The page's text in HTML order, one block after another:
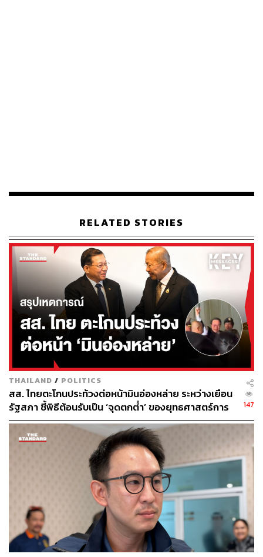
จุดนี้ต้องมาโฟกัสที่กองทัพว่า ควรหรือไม่ที่จะไปขอรับ
ด้าน รักชนก ศรีนอก สส. กทม. พรรคประชาชน เข้าร่วม
สังเกตการณ์ในที่ประชุม สอบถามกัณฐัศว์ว่า เพื่อปกป้องตัว
เอง กัณฐัศว์ควรส่งเอกสารมาให้กับคณะกรรมาธิการ เพื่อจะ
ได้รู้ว่า เอกสารเหล่านั้นเป็นเอกสารจากหน่วยงานราชการ
จริงหรือไม่ และทั้งหมดมีกี่ฉบับ กี่รายการ
“ถ้าของเหล่านี้อยู่ในงบประมาณตั้งไว้ซื้ออยู่แล้ว แต่กลับ
กลายเป็นว่า กองทัพโยกเงินอีกทอดหนึ่งในการมาซื้อของ
เหล่านี้ ซึ่งจะเป็นปัญหา และเพื่อเป็นเกราะป้องกันว่า
ประชาชน
หรือมูลนิธิ นิติบุคคล ซื้อยุทธภัณฑ์ จะทำให้มีปัญหามาก” รัก
ชนกกล่าว
อย่างไรก็ตาม กัณฐัศว์ได้ย้ำกับกรรมาธิการว่า ขออย่าให้การ
ให้ข้อมูลของตนกระทบกับทหารชั้นผู้น้อย และ ถ้ามีโอกาส
ขอเชิญคณะกรรมาธิการไปดูพื้นที่หน้างานจริง บางฐานมี
ทหารอยู่ถึง 50-60 นาย แต่มีห้องน้ำใช้เพียงห้องเดียว
ที่ประชุมกรรมาธิการยังแสดงความเห็นว่า งานที่มูลนิธิกัน
จอมพลังช่วยสู้ทำนั้น ซ้ำซ้อนกับ หน่วยบัญชาการทหาร
พัฒนา (นทพ.) ซึ่งกัณฐัศว์บอกว่า นทพ. มีประโยชน์มากใน
หน้างาน แต่บางอย่างประชาชนร่วมมือกับทหารรวดเร็วกว่า
RELATED STORIES
THAILAND / POLITICS
สส. ไทยตะโกนประท้วงต่อหน้ามินอ่องหล่าย ระหว่างเยือน
รัฐสภา ชี้พิธีต้อนรับเป็น ‘จุดตกต่ำ’ ของยุทธศาสตร์การ
ทูตไทย
147